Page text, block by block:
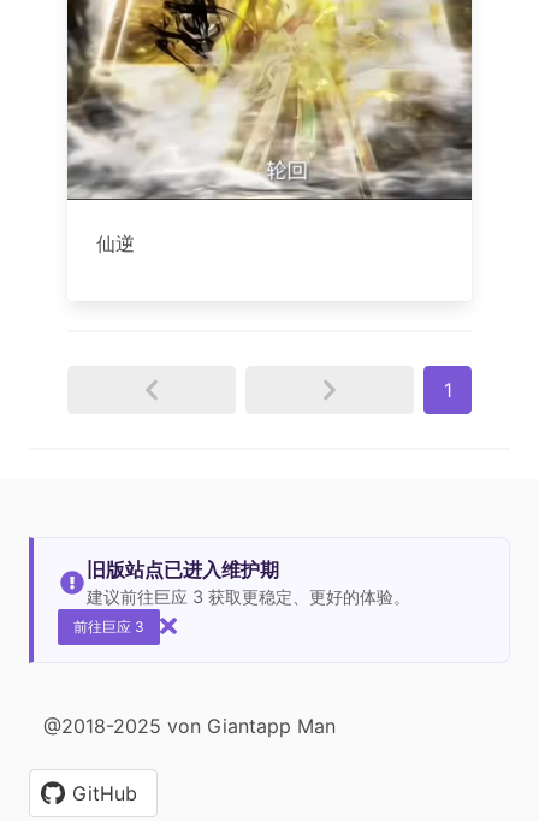
仙逆
1
旧版站点已进入维护期
建议前往巨应 3 获取更稳定、更好的体验。
前往巨应 3
@2018-2025 von Giantapp Man
GitHub